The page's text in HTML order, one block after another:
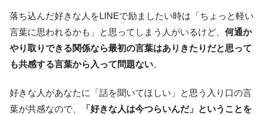
落ち込んだ好きな人をLINEで励ましたい時は「ちょっと軽い
言葉に思われるかも」と思ってしまう人がいるけど、 何通か
やり取りできる関係なら最初の言葉はありきたりだと思って
も共感する言葉から入って問題ない。
好きな人があなたに「話を聞いてほしい」と思う入り口の言
葉が共感なので、
「好きな人は今つらいんだ」ということを